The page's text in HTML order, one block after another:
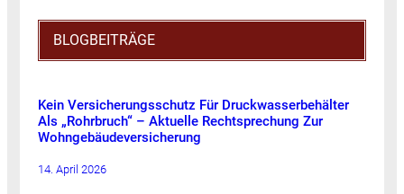
BLOGBEITRÄGE
Kein Versicherungsschutz Für Druckwasserbehälter
Als „Rohrbruch“ – Aktuelle Rechtsprechung Zur
Wohngebäudeversicherung
14. April 2026